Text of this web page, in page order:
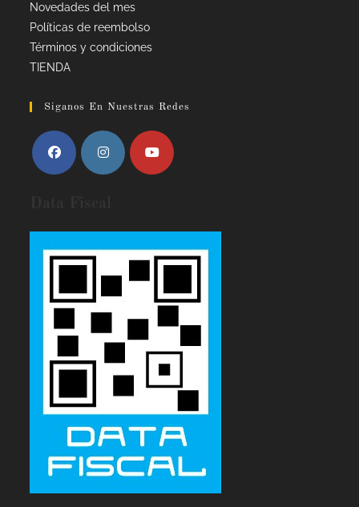
Novedades del mes
Políticas de reembolso
Términos y condiciones
TIENDA
Siganos En Nuestras Redes